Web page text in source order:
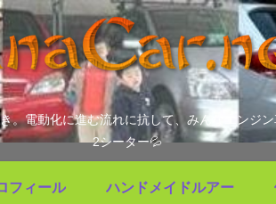
。電動化に進む流れに抗して、みんなエン
2シーター💦
フィール ハンドメイドルアー